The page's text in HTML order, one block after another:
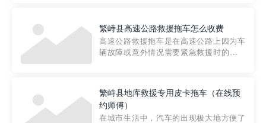
细解析一下市区事故救援拖车的收费标
准，以及在选用拖车服务时应注...
繁峙县高速公路救援拖车怎么收费
高速公路救援拖车是在高速公路上因为车
辆故障或意外情况需要紧急救援时的必备
路救援拖车的收费标准是由当地交通管理
部门制定的。起步价通...
繁峙县地库救援专用皮卡拖车（在线预
约师傅）
在城市生活中，汽车的出现极大地方便了